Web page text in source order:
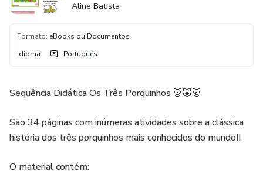
Aline Batista
Formato: eBooks ou Documentos
Idioma: Português
Sequência Didática Os Três Porquinhos 🐷🐷🐷
São 34 páginas com inúmeras atividades sobre a clássica
história dos três porquinhos mais conhecidos do mundo!!
O material contém: